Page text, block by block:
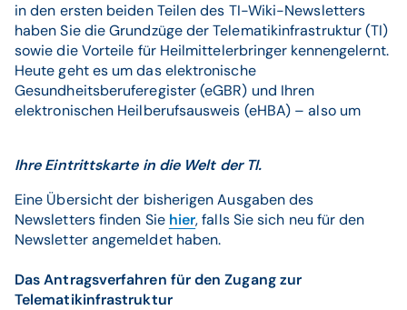
in den ersten beiden Teilen des TI-Wiki-Newsletters
haben Sie die Grundzüge der Telematikinfrastruktur (TI)
sowie die Vorteile für Heilmittelerbringer kennengelernt.
Heute geht es um das elektronische
Gesundheitsberuferegister (eGBR) und Ihren
elektronischen Heilberufsausweis (eHBA) – also um
Ihre Eintrittskarte in die Welt der TI.
Eine Übersicht der bisherigen Ausgaben des
Newsletters finden Sie hier, falls Sie sich neu für den
Newsletter angemeldet haben.
Das Antragsverfahren für den Zugang zur
Telematikinfrastruktur